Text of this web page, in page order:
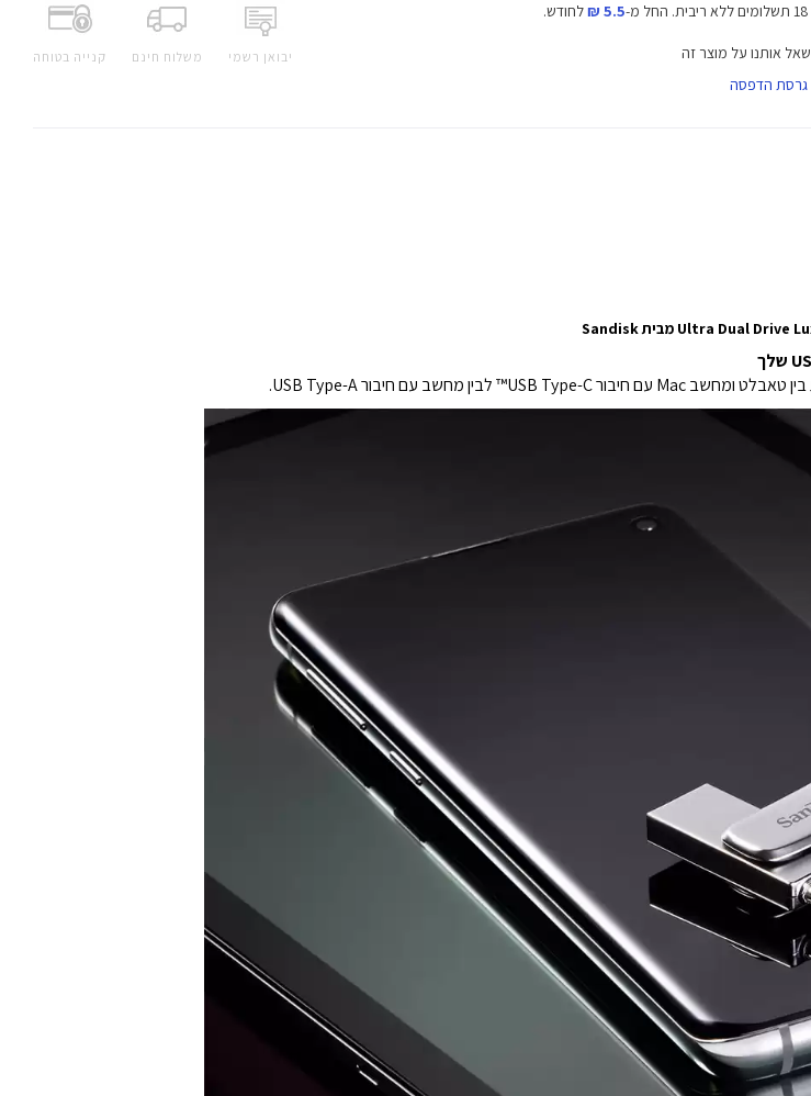
יבואן רשמי משלוח חינם קנייה בטוחה
החל מ-5.5 ₪ לחודש.
שאל אותנו על מוצר זה
גרסת הדפסה